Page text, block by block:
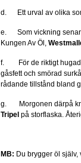
d. Ett urval av olika
e. Som vickning senare
Kungen Av Öl,
f. För de riktigt hugade
gåsfett och smörad
rådande tillstånd bland
g. Morgonen därpå
Tripel på storflaska.
MB: Du brygger öl